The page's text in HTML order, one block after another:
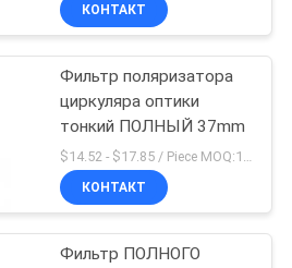
КОНТАКТ
Фильтр поляризатора
циркуляра оптики
тонкий ПОЛНЫЙ 37mm
КОНТАКТ
Фильтр ПОЛНОГО